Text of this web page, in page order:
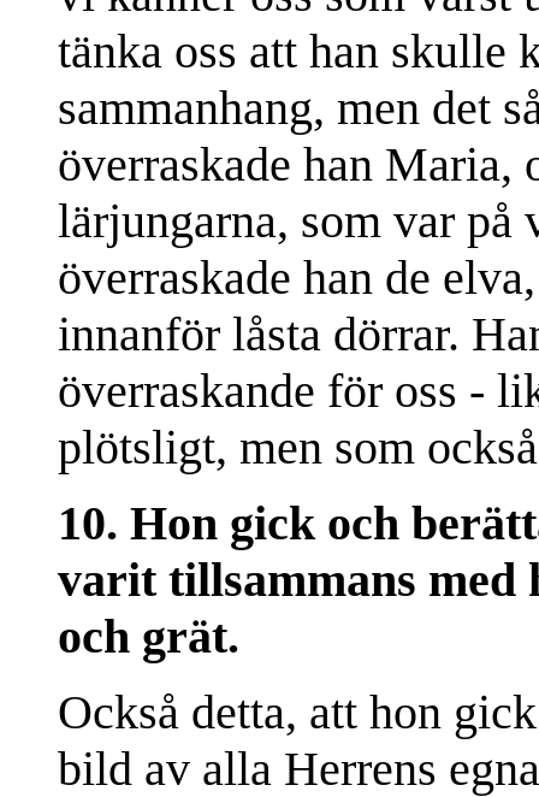
tänka oss att han
sammanhang, men det
överraskade han Maria,
lärjungarna, som var på
överraskade han de
innanför låsta dörrar.
överraskande för oss -
plötsligt, men som
10. Hon gick och
varit tillsammans med
och grät.
Också detta, att hon
bild av alla Herrens